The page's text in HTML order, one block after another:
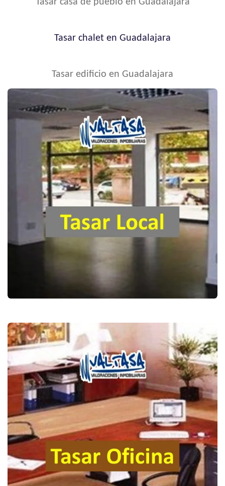
Tasar chalet en Guadalajara
Tasar edificio en Guadalajara